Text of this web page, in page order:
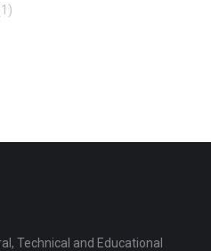
Technical and Educational